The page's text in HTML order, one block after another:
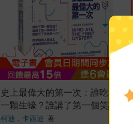
史上最偉大的第一次：誰吃了第
一顆生蠔？誰講了第一個笑話？
誰劃下了手術第一刀？科學解謎
柯迪．卡西迪 著